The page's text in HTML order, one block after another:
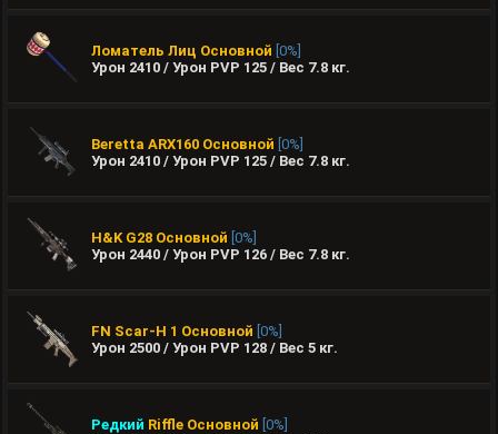
Ломатель Лиц Основной [0%]
Урон 2410 / Урон PVP 125 / Вес 7.8 кг.
Beretta ARX160 Основной [0%]
Урон 2410 / Урон PVP 125 / Вес 7.8 кг.
H&K G28 Основной [0%]
Урон 2440 / Урон PVP 126 / Вес 7.8 кг.
FN Scar-H 1 Основной [0%]
Урон 2500 / Урон PVP 128 / Вес 5 кг.
Редкий Riffle Основной [0%]